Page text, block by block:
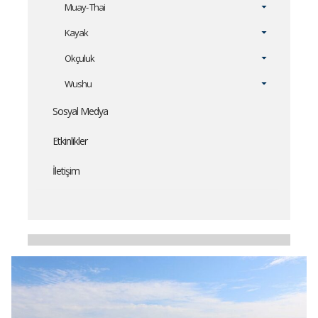
Muay- Thai
Kayak
Okçuluk
Wushu
Sosyal Medya
Etkinlikler
İletişim